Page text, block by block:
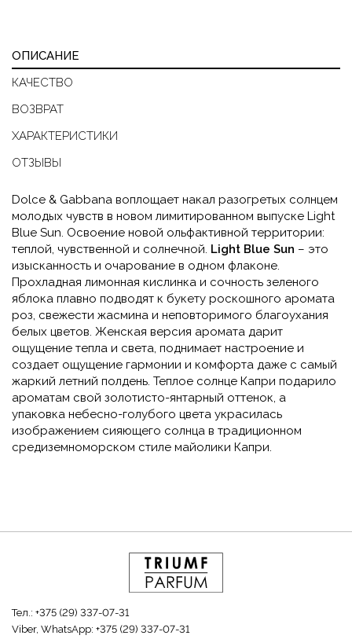
ОПИСАНИЕ
КАЧЕСТВО
ВОЗВРАТ
ХАРАКТЕРИСТИКИ
ОТЗЫВЫ
Dolce & Gabbana воплощает накал разогретых солнцем
молодых чувств в новом лимитированном выпуске Light
Blue Sun. Освоение новой ольфактивной территории:
теплой, чувственной и солнечной. Light Blue Sun – это
изысканность и очарование в одном флаконе.
Прохладная лимонная кислинка и сочность зеленого
яблока плавно подводят к букету роскошного аромата
роз, свежести жасмина и неповторимого благоухания
белых цветов. Женская версия аромата дарит
ощущение тепла и света, поднимает настроение и
создает ощущение гармонии и комфорта даже с самый
жаркий летний полдень. Теплое солнце Капри подарило
ароматам свой золотисто-янтарный оттенок, а
упаковка небесно-голубого цвета украсилась
изображением сияющего солнца в традиционном
средиземноморском стиле майолики Капри.
Тел.: +375 (29) 337-07-31
Viber, WhatsApp: +375 (29) 337-07-31